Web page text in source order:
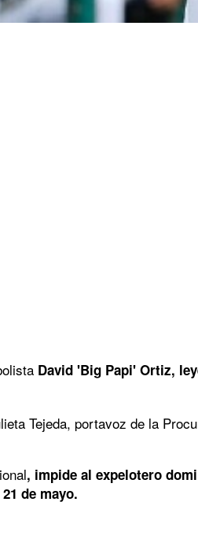
David 'Big Papi' Ortiz,
Tejeda, portavoz de la
, impide al expelotero
de mayo.